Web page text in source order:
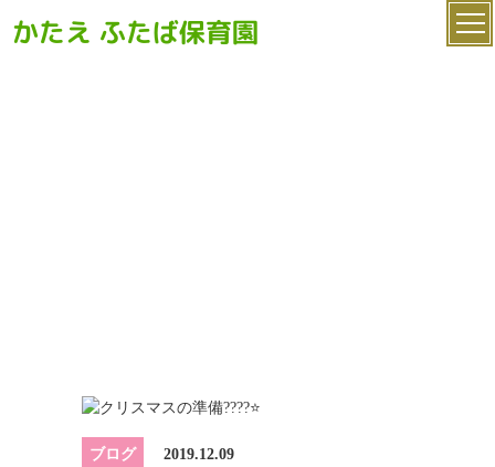
かたえ ふたば保育園
ブログ 2019.12.09